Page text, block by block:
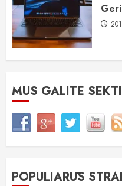
MUS GALITE SEKTI
POPULIARŪS